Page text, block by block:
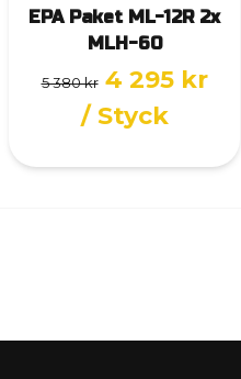
EPA Paket ML-12R 2x
MLH-60
5 380 kr 4 295 kr
/ Styck